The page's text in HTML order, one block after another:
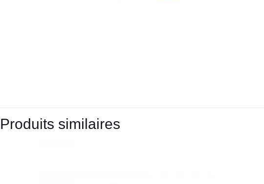
Produits similaires